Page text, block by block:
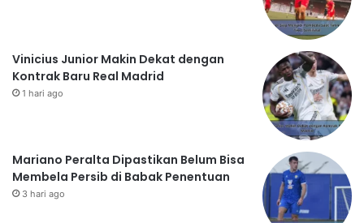
Vinicius Junior Makin Dekat dengan
Kontrak Baru Real Madrid
1 hari ago
Mariano Peralta Dipastikan Belum Bisa
Membela Persib di Babak Penentuan
3 hari ago